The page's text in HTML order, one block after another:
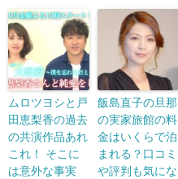
ムロツヨシと戸
田恵梨香の過去
の共演作品あれ
これ！ そこに
は意外な事実
飯島直子の旦那
の実家旅館の料
金はいくらで泊
まれる？口コミ
や評判も気にな